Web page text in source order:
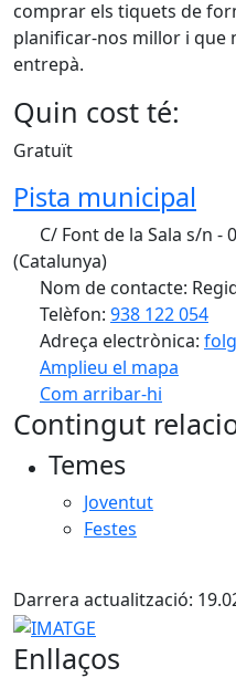
comprar els tiquets de
planificar-nos millor i que
entrepà.
Quin cost té:
Gratuït
Pista municipal
C/ Font de la Sala s/n -
(Catalunya)
Nom de contacte:
Telèfon: 938 122 054
Adreça electrònica:
Amplieu el mapa
Com arribar-hi
+
Contingut
Temes
Joventut
Festes
Darrera actualització:
IMATGE
Enllaços